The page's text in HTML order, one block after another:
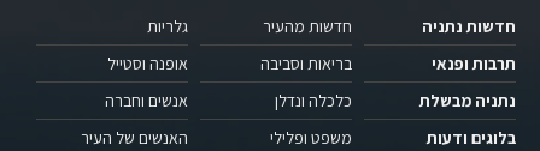
חדשות נתניה
תרבות ופנאי
נתניה מבשלת
בלוגים ודעות
חדשות מהעיר
בריאות וסביבה
כלכלה ונדלן
משפט ופלילי
גלריות
אופנה וסטייל
אנשים וחברה
האנשים של העיר